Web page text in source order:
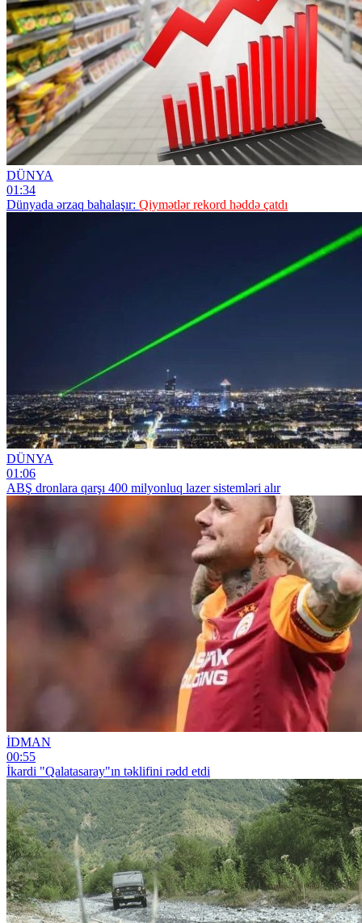
DÜNYA
01:34
Dünyada ərzaq bahalaşır: Qiymətlər rekord həddə çatdı
DÜNYA
01:06
ABŞ dronlara qarşı 400 milyonluq lazer sistemləri alır
İDMAN
00:55
İkardi "Qalatasaray"ın təklifini rədd etdi